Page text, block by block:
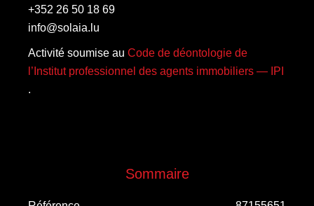
+352 26 50 18 69
info@solaia.lu
Activité soumise au Code de déontologie de
l’Institut professionnel des agents immobiliers — IPI
.
Sommaire